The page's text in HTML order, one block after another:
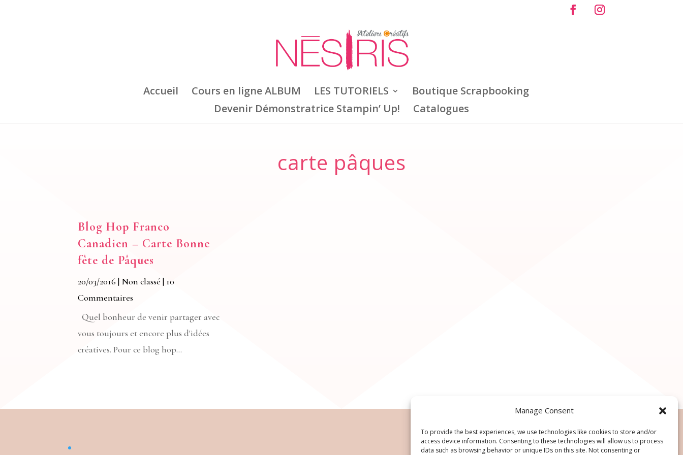
Manage Consent
To provide the best experiences, we use technologies like cookies to store and/or
access device information. Consenting to these technologies will allow us to process
data such as browsing behavior or unique IDs on this site. Not consenting or
Accueil Cours en ligne ALBUM LES TUTORIELS
Boutique Scrapbooking
Devenir Démonstratrice Stampin’ Up!
Catalogues
carte pâques
Blog Hop Franco
Canadien – Carte Bonne
fête de Pâques
20/03/2016 | Non classé | 10
Commentaires
Quel bonheur de venir partager avec
vous toujours et encore plus d'idées
créatives. Pour ce blog hop...